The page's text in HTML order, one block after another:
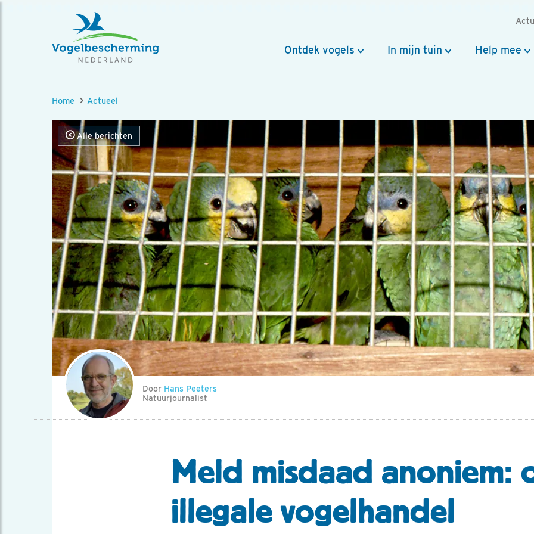
Ontdek vogels In mijn tuin Help mee
Home Actueel
Alle berichten
Door Hans Peeters
Natuurjournalist
Meld misdaad anoniem:
illegale vogelhandel